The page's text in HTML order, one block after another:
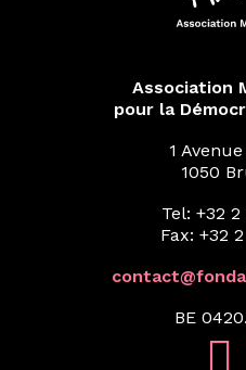
Association
pour la
1
1050
Tel: +32
Fax: +32
BE